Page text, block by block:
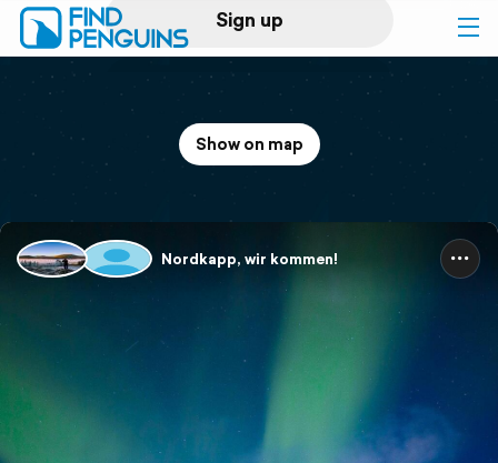
Sign up
Home
Print a book
Flyover video
Show on map
Nordkapp, wir kommen!